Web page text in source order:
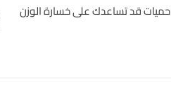
قبل الفستان أو البدلة.. 4 حميات قد تساعدك على خسارة الوزن